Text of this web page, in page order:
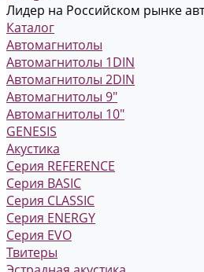
Лидер на Российском рынке
Каталог
Автомагнитолы
Автомагнитолы 1DIN
Автомагнитолы 2DIN
Автомагнитолы 9"
Автомагнитолы 10"
GENESIS
Акустика
Серия REFERENCE
Серия BASIC
Серия CLASSIC
Серия ENERGY
Серия EVO
Твитеры